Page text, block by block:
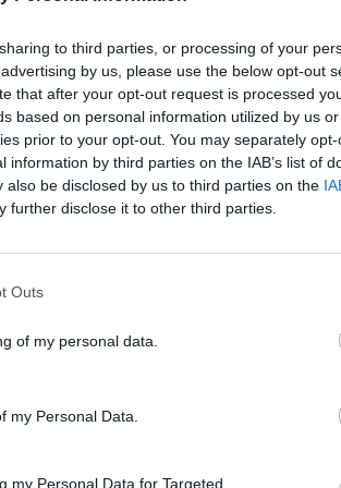
to third parties, or processing of your
by us, please use the below opt-out
that after your opt-out request is processed
based on personal information utilized by us
prior to your opt-out. You may separately
by third parties on the IAB’s list of
be disclosed by us to third parties on the
further disclose it to other third parties.
Outs
of my personal data.
my Personal Data.
my Personal Data for Targeted
Žinios | Lietuvos diena
00:16:01
Pastebi, kad Lietuva nėra
vertinama užsienio
įžvelgia valdžios kaltę
nemažai niuansų: vienai